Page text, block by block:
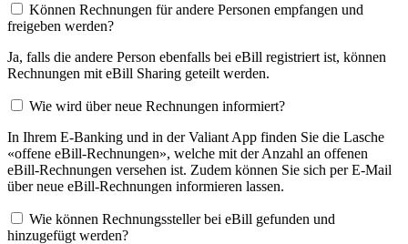
Können Rechnungen für andere Personen empfangen und
freigeben werden?
Ja, falls die andere Person ebenfalls bei eBill registriert ist, können
Rechnungen mit eBill Sharing geteilt werden.
Wie wird über neue Rechnungen informiert?
In Ihrem E-Banking und in der Valiant App finden Sie die Lasche
«offene eBill-Rechnungen», welche mit der Anzahl an offenen
eBill-Rechnungen versehen ist. Zudem können Sie sich per E-Mail
über neue eBill-Rechnungen informieren lassen.
Wie können Rechnungssteller bei eBill gefunden und
hinzugefügt werden?